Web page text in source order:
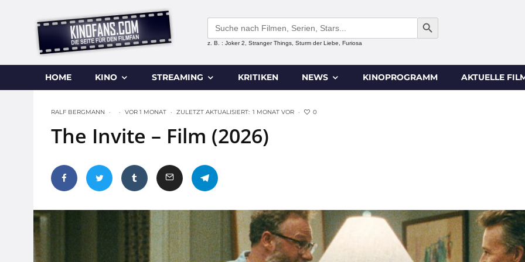
Search
for:
SEARCH BUTTON
z. B. : Joker 2, Stranger Things, Sturm der Liebe, Furiosa
HOME KINO STREAMING KRITIKEN NEWS KINOPROGRAMM AKTUELLE
RALF BERGMANN · · VOR 1 MONAT · ZULETZT AKTUALISIERT: 1 MONAT VOR · 0
The Invite – Film (2026)